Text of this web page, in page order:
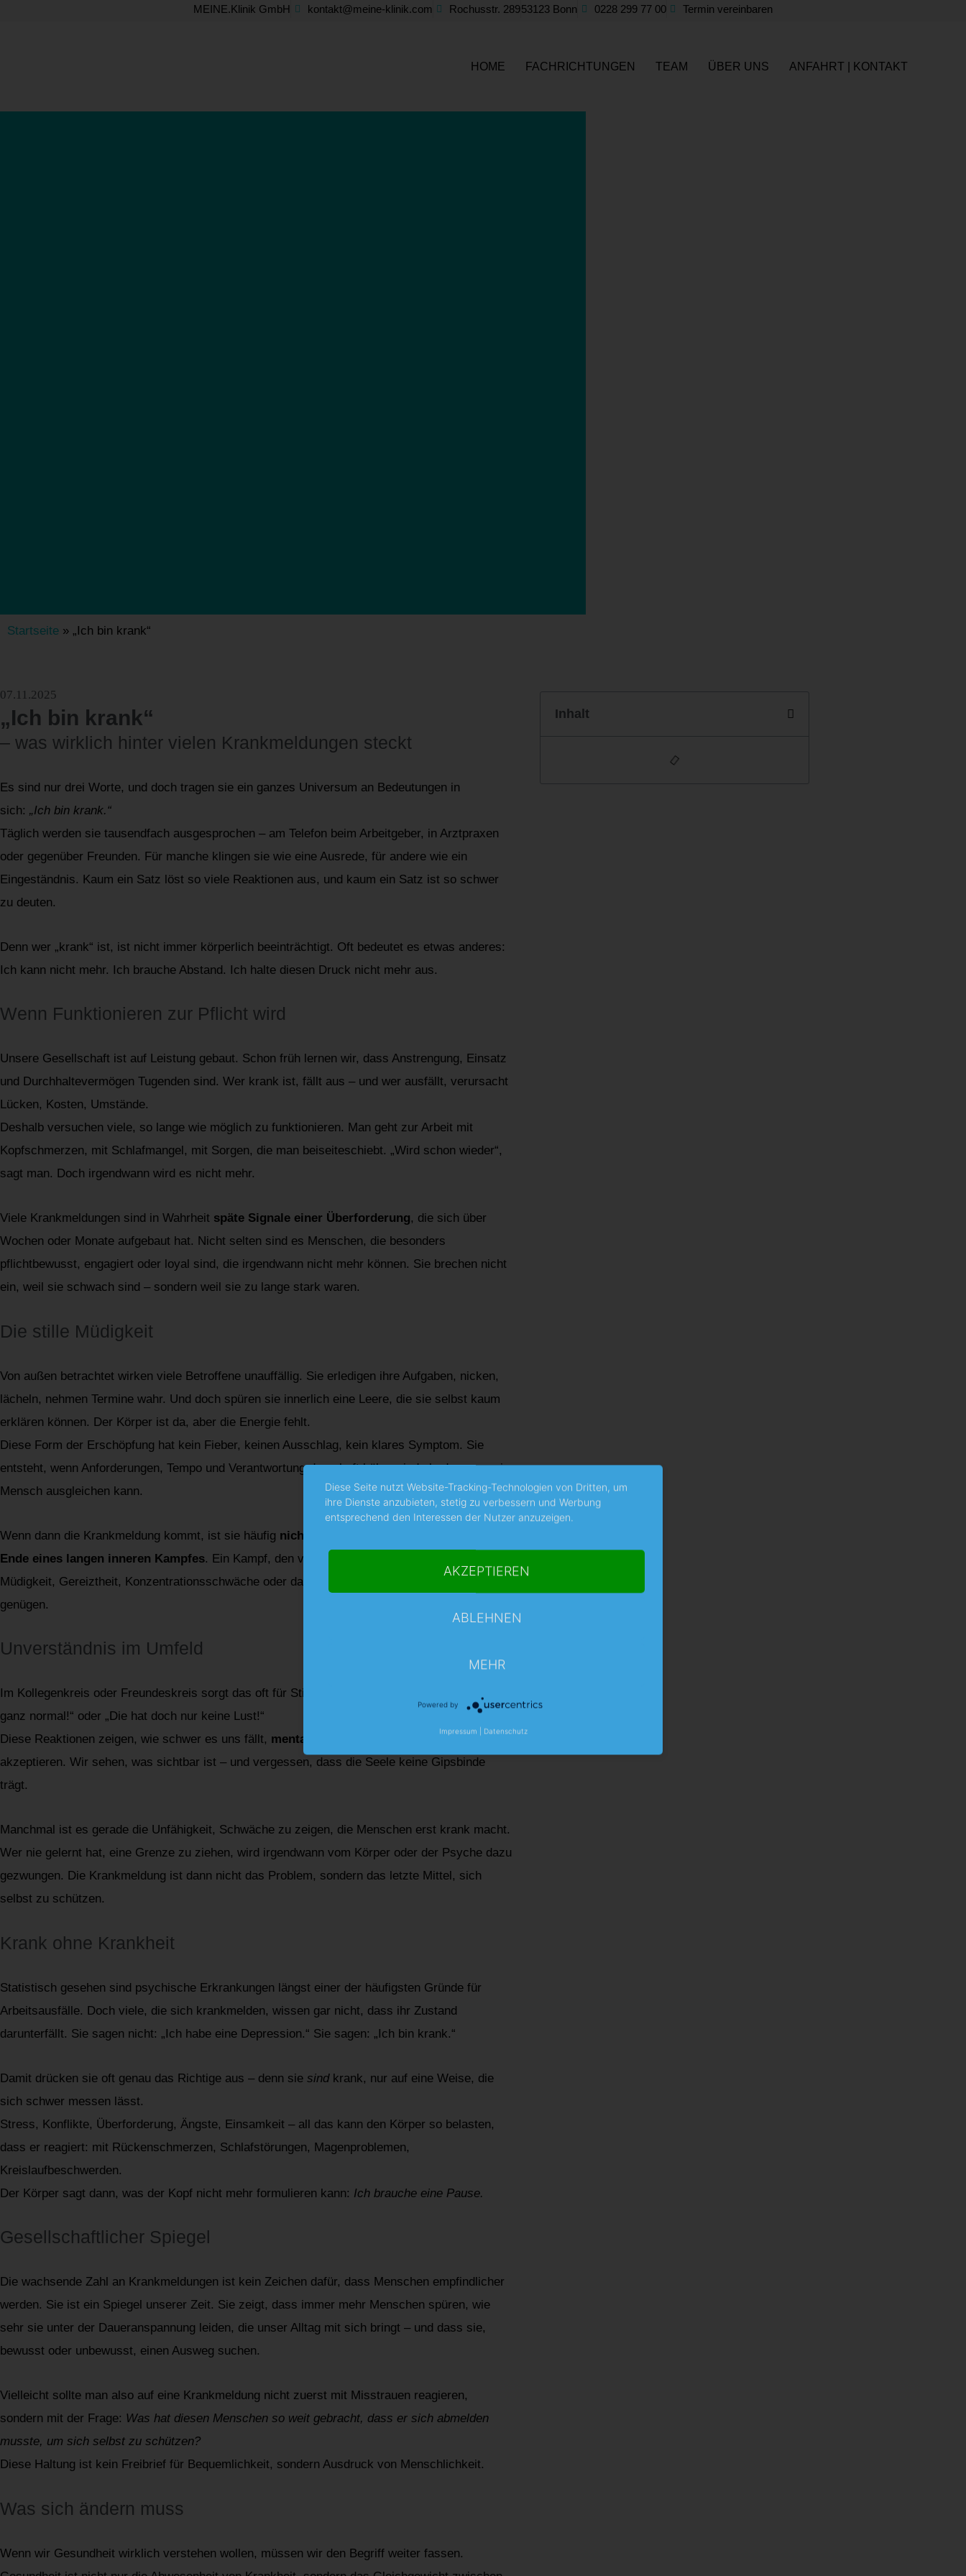
MEINE.Klinik GmbH kontakt@meine-klinik.com Rochusstr. 28953123 Bonn 0228 299 77 00 Termin vereinbaren
HOME FACHRICHTUNGEN TEAM ÜBER UNS ANFAHRT | KONTAKT
Startseite » „Ich bin krank“
07.11.2025
„Ich bin krank“
– was wirklich hinter vielen Krankmeldungen steckt
Es sind nur drei Worte, und doch tragen sie ein ganzes Universum an Bedeutungen in
sich: „Ich bin krank.“
Täglich werden sie tausendfach ausgesprochen – am Telefon beim Arbeitgeber, in Arztpraxen
oder gegenüber Freunden. Für manche klingen sie wie eine Ausrede, für andere wie ein
Eingeständnis. Kaum ein Satz löst so viele Reaktionen aus, und kaum ein Satz ist so schwer
zu deuten.
Denn wer „krank“ ist, ist nicht immer körperlich beeinträchtigt. Oft bedeutet es etwas anderes:
Ich kann nicht mehr. Ich brauche Abstand. Ich halte diesen Druck nicht mehr aus.
Wenn Funktionieren zur Pflicht wird
Unsere Gesellschaft ist auf Leistung gebaut. Schon früh lernen wir, dass Anstrengung, Einsatz
und Durchhaltevermögen Tugenden sind. Wer krank ist, fällt aus – und wer ausfällt, verursacht
Lücken, Kosten, Umstände.
Deshalb versuchen viele, so lange wie möglich zu funktionieren. Man geht zur Arbeit mit
Kopfschmerzen, mit Schlafmangel, mit Sorgen, die man beiseiteschiebt. „Wird schon wieder“,
sagt man. Doch irgendwann wird es nicht mehr.
Viele Krankmeldungen sind in Wahrheit späte Signale einer Überforderung, die sich über
Wochen oder Monate aufgebaut hat. Nicht selten sind es Menschen, die besonders
pflichtbewusst, engagiert oder loyal sind, die irgendwann nicht mehr können. Sie brechen nicht
ein, weil sie schwach sind – sondern weil sie zu lange stark waren.
Die stille Müdigkeit
Von außen betrachtet wirken viele Betroffene unauffällig. Sie erledigen ihre Aufgaben, nicken,
lächeln, nehmen Termine wahr. Und doch spüren sie innerlich eine Leere, die sie selbst kaum
erklären können. Der Körper ist da, aber die Energie fehlt.
Diese Form der Erschöpfung hat kein Fieber, keinen Ausschlag, kein klares Symptom. Sie
entsteht, wenn Anforderungen, Tempo und Verantwortung dauerhaft höher sind als das, was ein
Mensch ausgleichen kann.
Wenn dann die Krankmeldung kommt, ist sie häufig nicht der Beginn
Ende eines langen inneren Kampfes. Ein Kampf, den viele im Stillen geführt haben – gegen
Müdigkeit, Gereiztheit, Konzentrationsschwäche oder das Gefühl, einfach nicht mehr zu
genügen.
Unverständnis im Umfeld
Im Kollegenkreis oder Freundeskreis sorgt das oft für Stirnrunzeln. „Gestern war der doch noch
ganz normal!“ oder „Die hat doch nur keine Lust!“
Diese Reaktionen zeigen, wie schwer es uns fällt, mentale Erschöpfung als Krankheit
zu
akzeptieren. Wir sehen, was sichtbar ist – und vergessen, dass die Seele keine Gipsbinde
trägt.
Manchmal ist es gerade die Unfähigkeit, Schwäche zu zeigen, die Menschen erst krank macht.
Wer nie gelernt hat, eine Grenze zu ziehen, wird irgendwann vom Körper oder der Psyche dazu
gezwungen. Die Krankmeldung ist dann nicht das Problem, sondern das letzte Mittel, sich
selbst zu schützen.
Krank ohne Krankheit
Statistisch gesehen sind psychische Erkrankungen längst einer der häufigsten Gründe für
Arbeitsausfälle. Doch viele, die sich krankmelden, wissen gar nicht, dass ihr Zustand
darunterfällt. Sie sagen nicht: „Ich habe eine Depression.“ Sie sagen: „Ich bin krank.“
Damit drücken sie oft genau das Richtige aus – denn sie sindkrank, nur auf eine Weise, die
sich schwer messen lässt.
Stress, Konflikte, Überforderung, Ängste, Einsamkeit – all das kann den Körper so belasten,
dass er reagiert: mit Rückenschmerzen, Schlafstörungen, Magenproblemen,
Kreislaufbeschwerden.
Der Körper sagt dann, was der Kopf nicht mehr formulieren kann: Ich brauche eine Pause.
Gesellschaftlicher Spiegel
Die wachsende Zahl an Krankmeldungen ist kein Zeichen dafür, dass Menschen empfindlicher
werden. Sie ist ein Spiegel unserer Zeit. Sie zeigt, dass immer mehr Menschen spüren, wie
sehr sie unter der Daueranspannung leiden, die unser Alltag mit sich bringt – und dass sie,
bewusst oder unbewusst, einen Ausweg suchen.
Vielleicht sollte man also auf eine Krankmeldung nicht zuerst mit Misstrauen reagieren,
sondern mit der Frage: Was hat diesen Menschen so weit gebracht, dass er sich abmelden
musste, um sich selbst zu schützen?
Diese Haltung ist kein Freibrief für Bequemlichkeit, sondern Ausdruck von Menschlichkeit.
Was sich ändern muss
Wenn wir Gesundheit wirklich verstehen wollen, müssen wir den Begriff weiter fassen.
Inhalt
Diese Seite nutzt Website-Tracking-Technologien von Dritten, um
ihre Dienste anzubieten, stetig zu verbessern und Werbung
entsprechend den Interessen der Nutzer anzuzeigen.
AKZEPTIEREN
ABLEHNEN
MEHR
Powered by
Impressum Datenschutz